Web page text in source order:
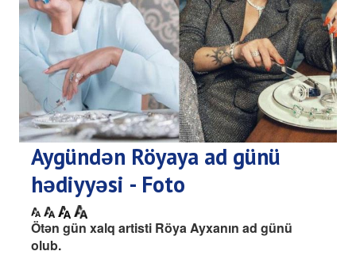
Aygündən Röyaya ad günü
hədiyyəsi - Foto
Ötən gün xalq artisti Röya Ayxanın ad günü
olub.